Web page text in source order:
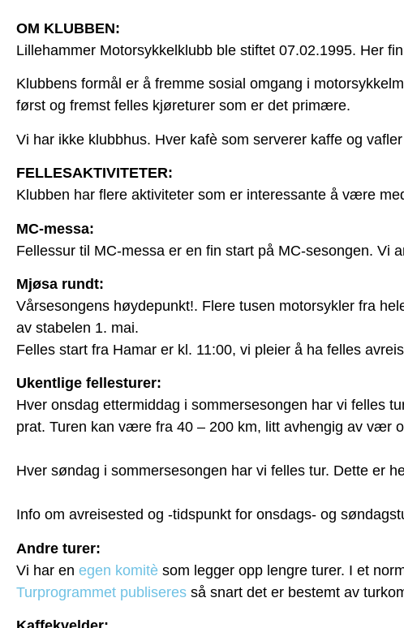
OM KLUBBEN:
Lillehammer Motorsykkelklubb ble stiftet 07.02.1995. Her
Klubbens formål er å fremme sosial omgang i
først og fremst felles kjøreturer som er det primære.
Vi har ikke klubbhus. Hver kafè som serverer kaffe og
FELLESAKTIVITETER:
Klubben har flere aktiviteter som er interessante å være
MC-messa:
Fellessur til MC-messa er en fin start på MC-sesongen. Vi
Mjøsa rundt:
Vårsesongens høydepunkt!. Flere tusen motorsykler fra
av stabelen 1. mai.
Felles start fra Hamar er kl. 11:00, vi pleier å ha felles
Ukentlige fellesturer:
Hver onsdag ettermiddag i sommersesongen har vi felles
prat. Turen kan være fra 40 – 200 km, litt avhengig av vær
Hver søndag i sommersesongen har vi felles tur. Dette er
Info om avreisested og -tidspunkt for onsdags- og
Andre turer:
Vi har en egen komitè som legger opp lengre turer. I et
Turprogrammet publiseres så snart det er bestemt av